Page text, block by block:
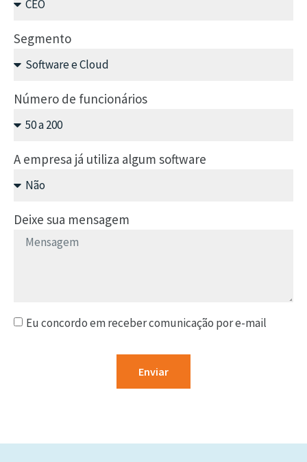
Segmento
Número de funcionários
A empresa já utiliza algum software
Deixe sua mensagem
Eu concordo em receber comunicação por e-mail
Enviar